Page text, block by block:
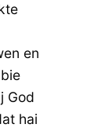
en
God
hai